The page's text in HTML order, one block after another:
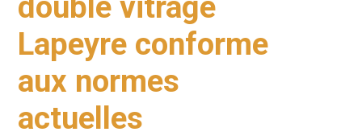
Lapeyre conforme
aux normes
actuelles